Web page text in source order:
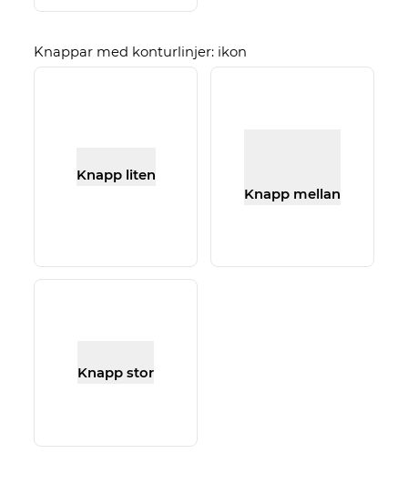
Knappar med konturlinjer: ikon
Knapp liten
Knapp mellan
Knapp stor